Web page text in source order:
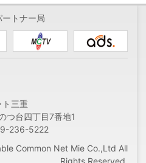
トナー局
ト三重
台四丁目7番地1
236-5222
Common Net Mie Co.,Ltd All
Rights Reserved.